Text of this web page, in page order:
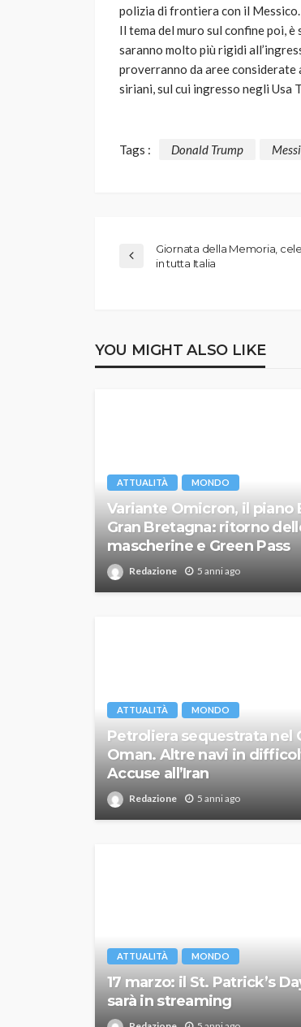
polizia di frontiera con il Messico.
Il tema del muro sul confine poi,
saranno molto più rigidi
proverranno da aree considerate
siriani, sul cui ingresso negli Usa
Tags : Donald Trump
Giornata della Memoria,
in tutta Italia
YOU MIGHT ALSO LIKE
ATTUALITÀ MONDO
Variante Omicron, il piano
Gran Bretagna: ritorno
mascherine e Green Pass
Redazione 5 anni ago
ATTUALITÀ MONDO
Petroliera sequestrata nel
Oman. Altre navi in
Accuse all’Iran
Redazione 5 anni ago
ATTUALITÀ MONDO
17 marzo: il St. Patrick’s
sarà in streaming